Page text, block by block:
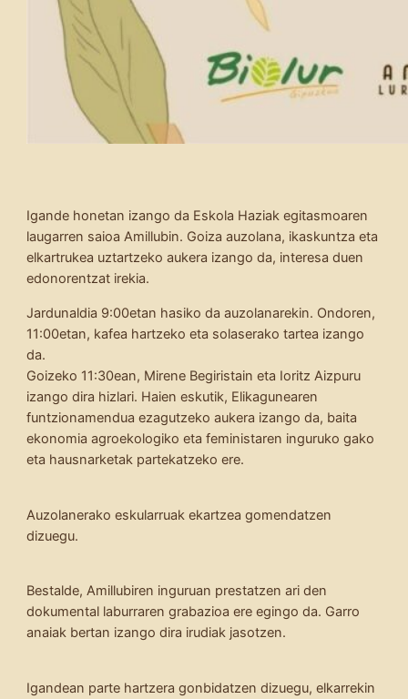
Igande honetan izango da Eskola Haziak egitasmoaren
laugarren saioa Amillubin. Goiza auzolana, ikaskuntza eta
elkartrukea uztartzeko aukera izango da, interesa duen
edonorentzat irekia.
Jardunaldia 9:00etan hasiko da auzolanarekin. Ondoren,
11:00etan, kafea hartzeko eta solaserako tartea izango
da.
Goizeko 11:30ean, Mirene Begiristain eta Ioritz Aizpuru
izango dira hizlari. Haien eskutik, Elikagunearen
funtzionamendua ezagutzeko aukera izango da, baita
ekonomia agroekologiko eta feministaren inguruko gako
eta hausnarketak partekatzeko ere.
Auzolanerako eskularruak ekartzea gomendatzen
dizuegu.
Bestalde, Amillubiren inguruan prestatzen ari den
dokumental laburraren grabazioa ere egingo da. Garro
anaiak bertan izango dira irudiak jasotzen.
Igandean parte hartzera gonbidatzen dizuegu, elkarrekin